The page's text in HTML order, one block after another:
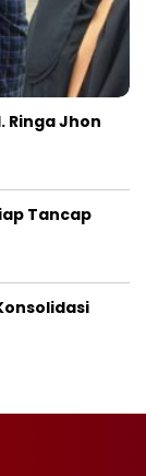
Ringa Jhon
Tancap